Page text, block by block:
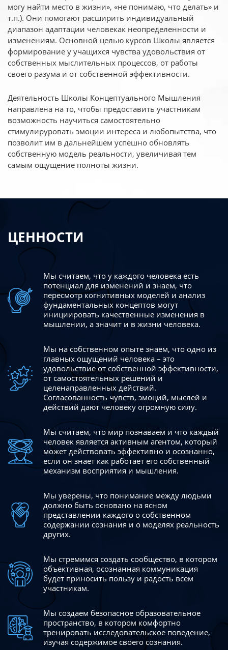
могу найти место в жизни», «не понимаю, что делать» и
т.п.). Они помогают расширить индивидуальный
диапазон адаптации человекак неопределенности и
изменениям. Основной целью курсов Школы является
формирование у учащихся чувства удовольствия от
собственных мыслительных процессов, от работы
своего разума и от собственной эффективности.
Деятельность Школы Концептуального Мышления
направлена на то, чтобы предоставить участникам
возможность научиться самостоятельно
стимулируровать эмоции интереса и любопытства, что
позволит им в дальнейшем успешно обновлять
собственную модель реальности, увеличивая тем
самым ощущение полноты жизни.
ЦЕННОСТИ
Мы считаем, что у каждого человека есть
потенциал для изменений и знаем, что
пересмотр когнитивных моделей и анализ
фундаментальных концептов могут
инициировать качественные изменения в
мышлении, а значит и в жизни человека.
Мы на собственном опыте знаем, что одно из
главных ощущений человека – это
удовольствие от собственной эффективности,
от самостоятельных решений и
целенаправленных действий.
Согласованность чувств, эмоций, мыслей и
действий дают человеку огромную силу.
Мы считаем, что мир познаваем и что каждый
человек является активным агентом, который
может действовать эффективно и осознанно,
если он знает как работает его собственный
механизм восприятия и мышления.
Мы уверены, что понимание между людьми
должно быть основано на ясном
представлении каждого о собственном
содержании сознания и о моделях реальность
других.
Мы стремимся создать сообщество, в котором
объективная, осознанная коммуникация
будет приносить пользу и радость всем
участникам.
Мы создаем безопасное образовательное
пространство, в котором комфортно
тренировать исследовательское поведение,
изучая содержимое своего сознания.